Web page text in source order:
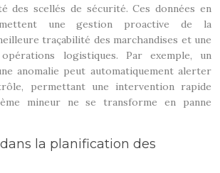
des scellés de sécurité. Ces données en
une gestion proactive de la
traçabilité des marchandises et une
logistiques. Par exemple, un
anomalie peut automatiquement alerter
permettant une intervention rapide
mineur ne se transforme en panne
la planification des